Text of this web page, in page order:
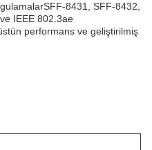
8431, SFF-8432,
IEEE 802.3ae
performans ve geliştirilmiş